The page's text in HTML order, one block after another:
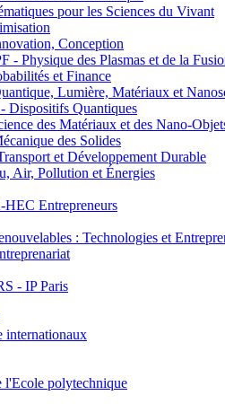
pour les Sciences du Vivant
Conception
Physique des Plasmas et de la
et Finance
Lumière, Matériaux et
Quantiques
des Matériaux et des Nano-
des Solides
et Développement Durable
Air, Pollution et Énergies
Entrepreneurs
: Technologies et
- IP Paris
internationaux
l'Ecole polytechnique